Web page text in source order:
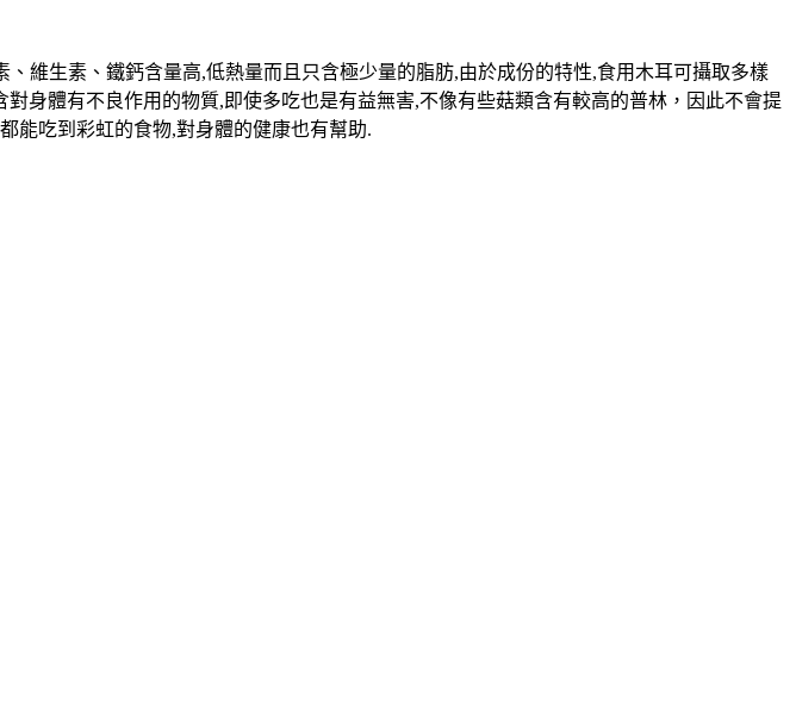
維生素、鐵鈣含量高,低熱量而且只含極少量的脂肪,由於成份的特性,食用木耳可攝取多樣
身體有不良作用的物質,即使多吃也是有益無害,不像有些菇類含有較高的普林，因此不會提
能吃到彩虹的食物,對身體的健康也有幫助.